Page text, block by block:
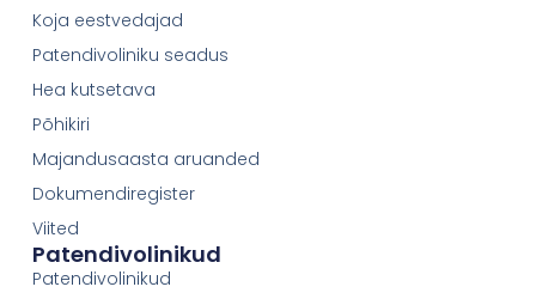
Koja eestvedajad
Patendivoliniku seadus
Hea kutsetava
Põhikiri
Majandusaasta aruanded
Dokumendiregister
Viited
Patendivolinikud
Patendivolinikud